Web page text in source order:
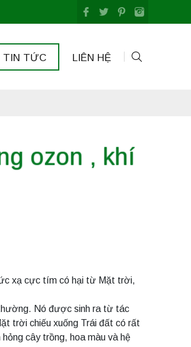
TIN TỨC LIÊN HỆ
ozon , khí
xạ cực tím có hại từ Mặt trời,
Nó được sinh ra từ tác
trời chiếu xuống Trái đất có rất
cây trồng, hoa màu và hệ